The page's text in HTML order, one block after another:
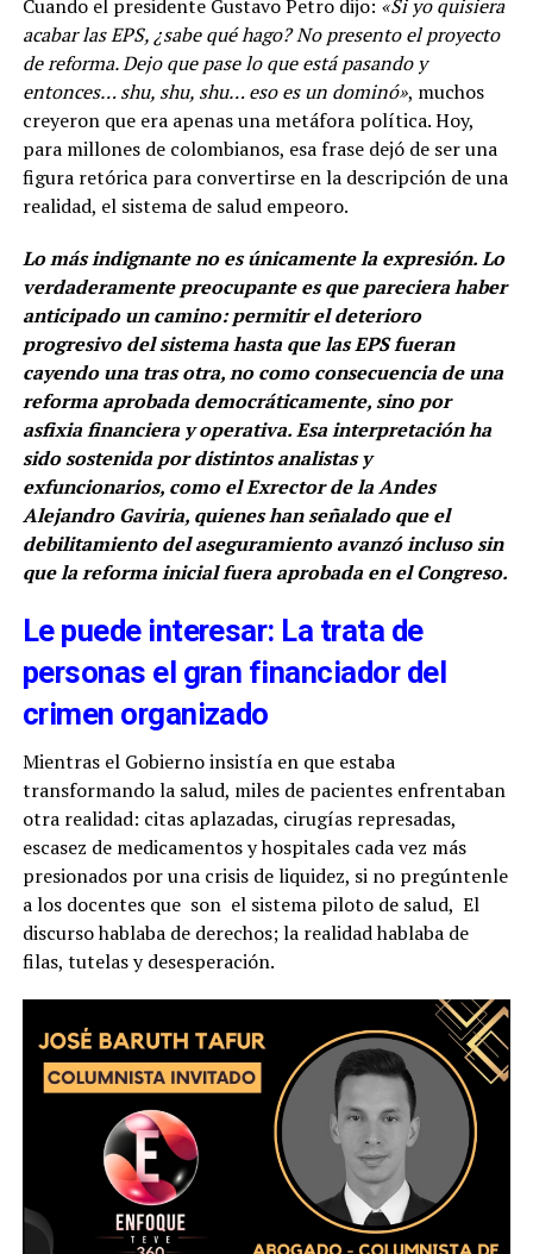
Cuando el presidente Gustavo Petro dijo: «Si yo quisiera
acabar las EPS, ¿sabe qué hago? No presento el proyecto
de reforma. Dejo que pase lo que está pasando y
entonces… shu, shu, shu… eso es un dominó», muchos
creyeron que era apenas una metáfora política. Hoy,
para millones de colombianos, esa frase dejó de ser una
figura retórica para convertirse en la descripción de una
realidad, el sistema de salud empeoro.
Lo más indignante no es únicamente la expresión. Lo
verdaderamente preocupante es que pareciera haber
anticipado un camino: permitir el deterioro
progresivo del sistema hasta que las EPS fueran
cayendo una tras otra, no como consecuencia de una
reforma aprobada democráticamente, sino por
asfixia financiera y operativa. Esa interpretación ha
sido sostenida por distintos analistas y
exfuncionarios, como el Exrector de la Andes
Alejandro Gaviria, quienes han señalado que el
debilitamiento del aseguramiento avanzó incluso sin
que la reforma inicial fuera aprobada en el Congreso.
Le puede interesar: La trata de
personas el gran financiador del
crimen organizado
Mientras el Gobierno insistía en que estaba
transformando la salud, miles de pacientes enfrentaban
otra realidad: citas aplazadas, cirugías represadas,
escasez de medicamentos y hospitales cada vez más
presionados por una crisis de liquidez, si no pregúntenle
a los docentes que son el sistema piloto de salud, El
discurso hablaba de derechos; la realidad hablaba de
filas, tutelas y desesperación.